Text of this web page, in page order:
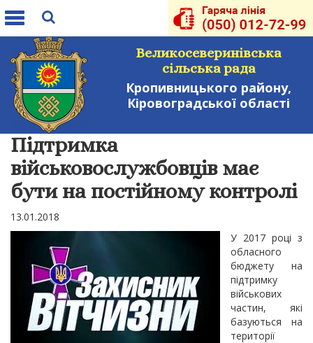
Toggle
Великосеверинівська
сільська рада
Кропивницького району,
Кіровоградської області
Підтримка
військовослужбовців має
бути на постійному контролі
13.01.2018
У 2017 році з
обласного
бюджету на
підтримку
військових
частин, які
базуються на
території